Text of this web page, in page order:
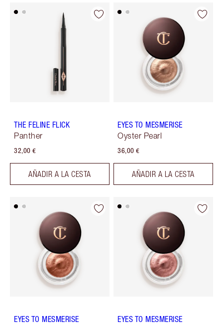
THE FELINE FLICK
Panther
32,00 €
AÑADIR A LA CESTA
EYES TO MESMERISE
Oyster Pearl
36,00 €
AÑADIR A LA CESTA
EYES TO MESMERISE
EYES TO MESMERISE